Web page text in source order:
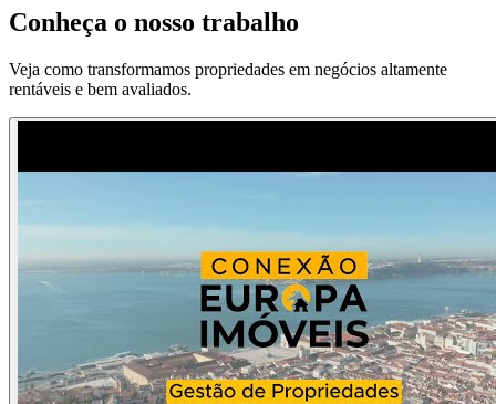
Conheça o nosso trabalho
Veja como transformamos propriedades em negócios altamente
rentáveis e bem avaliados.